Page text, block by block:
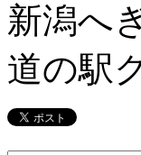
新潟へ
道の駅